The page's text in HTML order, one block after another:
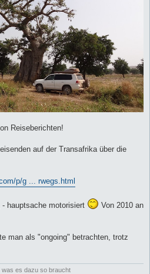
Reiseberichten!
auf der Transafrika über die
p/g ... rwegs.html
hauptsache motorisiert
Von 2010 an
man als "ongoing" betrachten, trotz
was es dazu so braucht